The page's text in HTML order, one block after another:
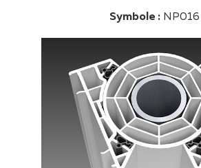
Symbole :NP016